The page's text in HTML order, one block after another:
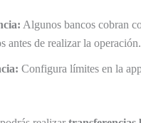
Algunos bancos cobran
antes de realizar la operación.
Configura límites en la